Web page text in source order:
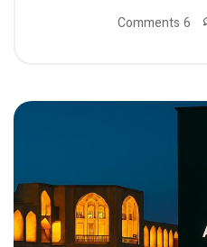
6 Comments